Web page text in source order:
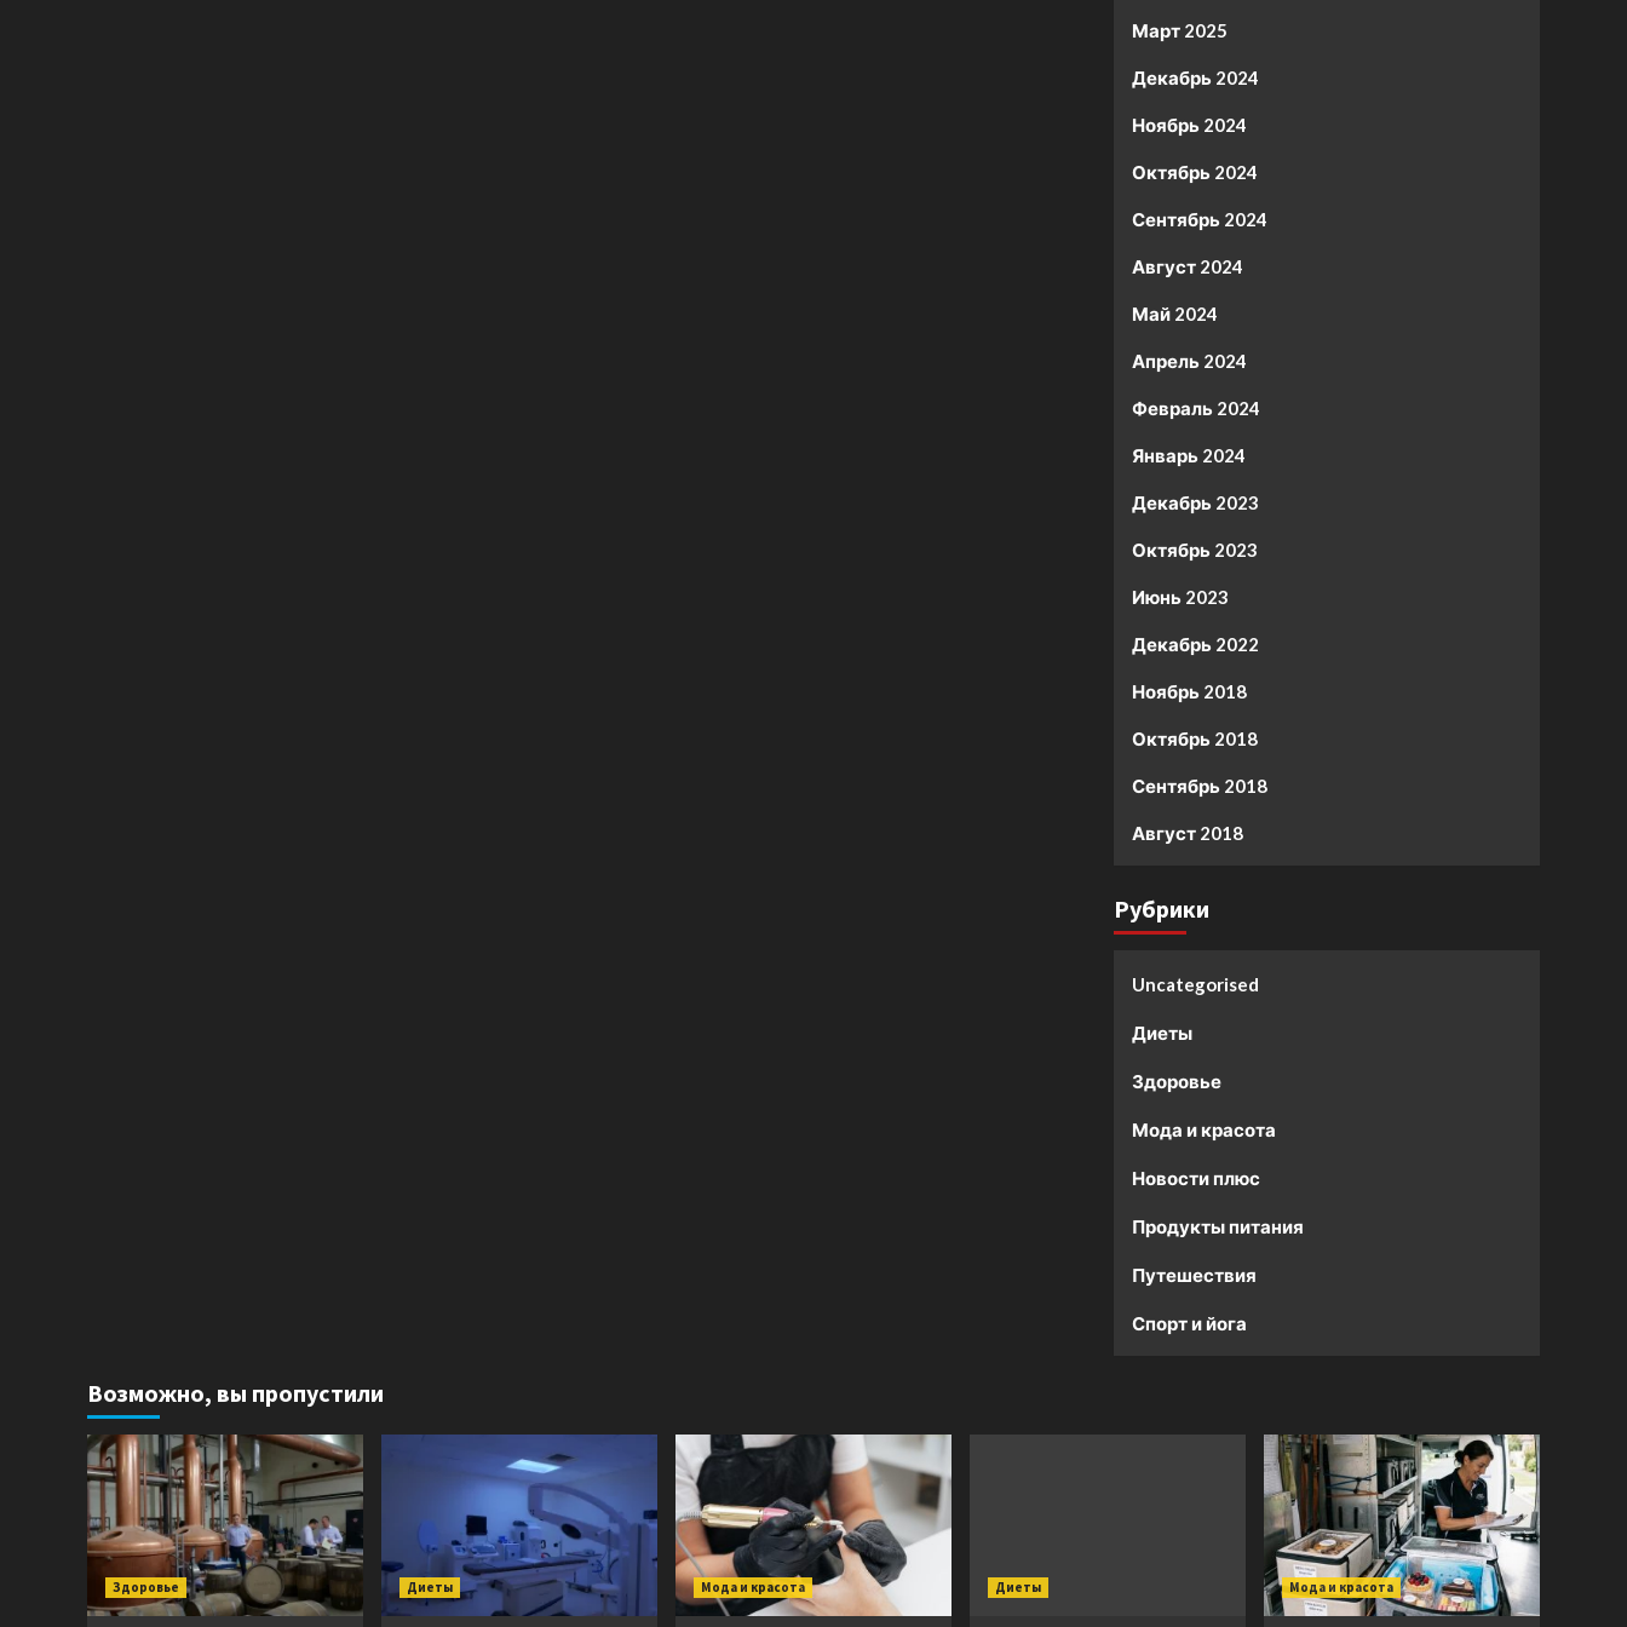
Март 2025
Декабрь 2024
Ноябрь 2024
Октябрь 2024
Сентябрь 2024
Август 2024
Май 2024
Апрель 2024
Февраль 2024
Январь 2024
Декабрь 2023
Октябрь 2023
Июнь 2023
Декабрь 2022
Ноябрь 2018
Октябрь 2018
Сентябрь 2018
Август 2018
Рубрики
Uncategorised
Диеты
Здоровье
Мода и красота
Новости плюс
Продукты питания
Путешествия
Спорт и йога
Возможно, вы пропустили
Здоровье Диеты Мода и красота Диеты Мода и красота